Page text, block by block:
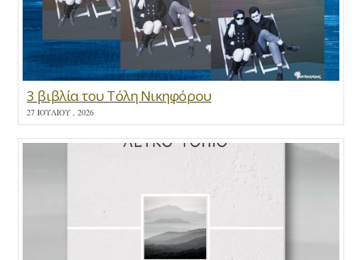
3 βιβλία του Τόλη Νικηφόρου
27 ΙΟΥΛΊΟΥ , 2026